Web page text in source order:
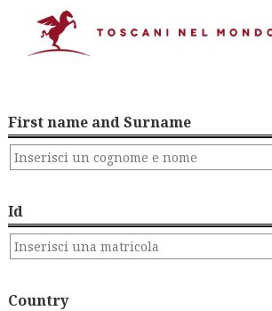
First name and Surname
Id
Country